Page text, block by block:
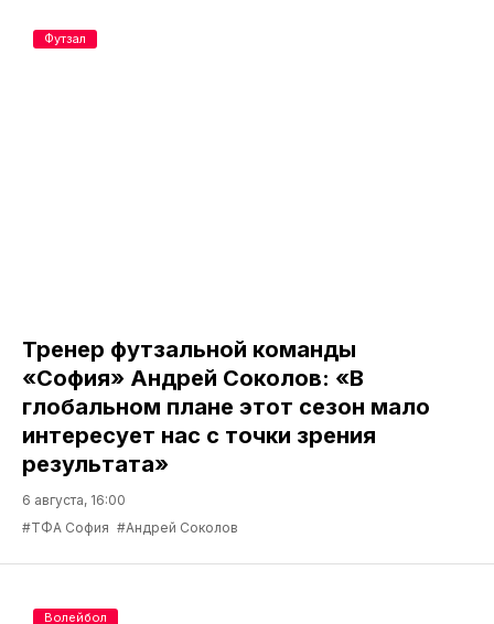
Тренер футзальной команды
«София» Андрей Соколов: «В
глобальном плане этот сезон мало
интересует нас с точки зрения
результата»
6 августа, 16:00
#ТФА София #Андрей Соколов
Футзал
Волейбол